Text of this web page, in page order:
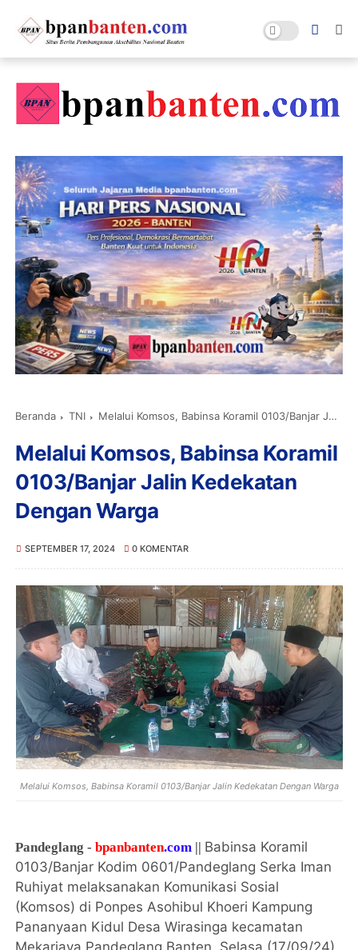
Beranda TNI Melalui Komsos, Babinsa Koramil 0103/Banjar Jalin Kedekatan Dengan Warga
Melalui Komsos, Babinsa Koramil
0103/Banjar Jalin Kedekatan
Dengan Warga
SEPTEMBER 17, 2024 0 KOMENTAR
Melalui Komsos, Babinsa Koramil 0103/Banjar Jalin Kedekatan Dengan Warga
Pandeglang -bpanbanten.com || Babinsa Koramil
0103/Banjar Kodim 0601/Pandeglang Serka Iman
Ruhiyat melaksanakan Komunikasi Sosial
(Komsos) di Ponpes Asohibul Khoeri Kampung
Pananyaan Kidul Desa Wirasinga kecamatan
Mekarjaya Pandeglang Banten, Selasa (17/09/24)